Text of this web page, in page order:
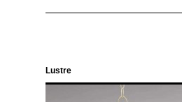
Lustre